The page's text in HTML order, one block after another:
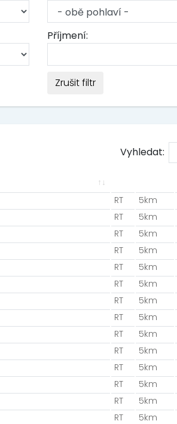
Příjmení:
Zrušit filtr
Vyhledat:
RT 5km
RT 5km
RT 5km
RT 5km
RT 5km
RT 5km
RT 5km
RT 5km
RT 5km
RT 5km
RT 5km
RT 5km
RT 5km
RT 5km